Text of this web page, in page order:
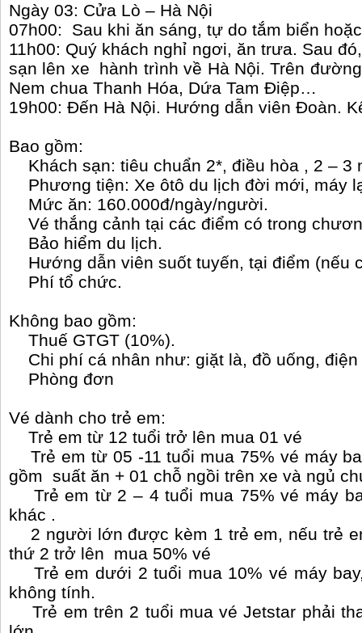
Ngày 03: Cửa Lò – Hà Nội
07h00: Sau khi ăn sáng, tự do tắm biển
11h00: Quý khách nghỉ ngơi, ăn trưa. Sau
sạn lên xe hành trình về Hà Nội. Trên
Nem chua Thanh Hóa, Dứa Tam Điệp…
19h00: Đến Hà Nội. Hướng dẫn viên Đoàn.
Bao gồm:
Khách sạn: tiêu chuẩn 2*, điều hòa , 2 – 3
Phương tiện: Xe ôtô du lịch đời mới, máy
Mức ăn: 160.000đ/ngày/người.
Vé thắng cảnh tại các điểm có trong
Bảo hiểm du lịch.
Hướng dẫn viên suốt tuyến, tại điểm (nếu
Phí tổ chức.
Không bao gồm:
Thuế GTGT (10%).
Chi phí cá nhân như: giặt là, đồ uống,
Phòng đơn
Vé dành cho trẻ em:
Trẻ em từ 12 tuổi trở lên mua 01 vé
Trẻ em từ 05 -11 tuổi mua 75% vé máy
gồm suất ăn + 01 chỗ ngồi trên xe và ngủ
Trẻ em từ 2 – 4 tuổi mua 75% vé máy
khác .
2 người lớn được kèm 1 trẻ em, nếu trẻ
thứ 2 trở lên mua 50% vé
Trẻ em dưới 2 tuổi mua 10% vé máy
không tính.
Trẻ em trên 2 tuổi mua vé Jetstar phải